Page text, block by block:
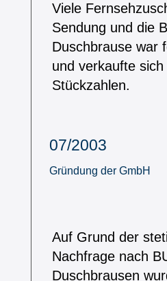
Viele
Sendung und die
Duschbrause war
und verkaufte
Stückzahlen.
07/2003
Gründung der GmbH
Auf Grund der
Nachfrage nach
Duschbrausen